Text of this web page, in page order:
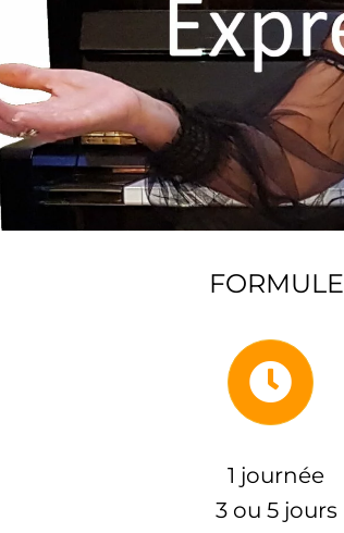
FORMULE
1 journée
3 ou 5 jours